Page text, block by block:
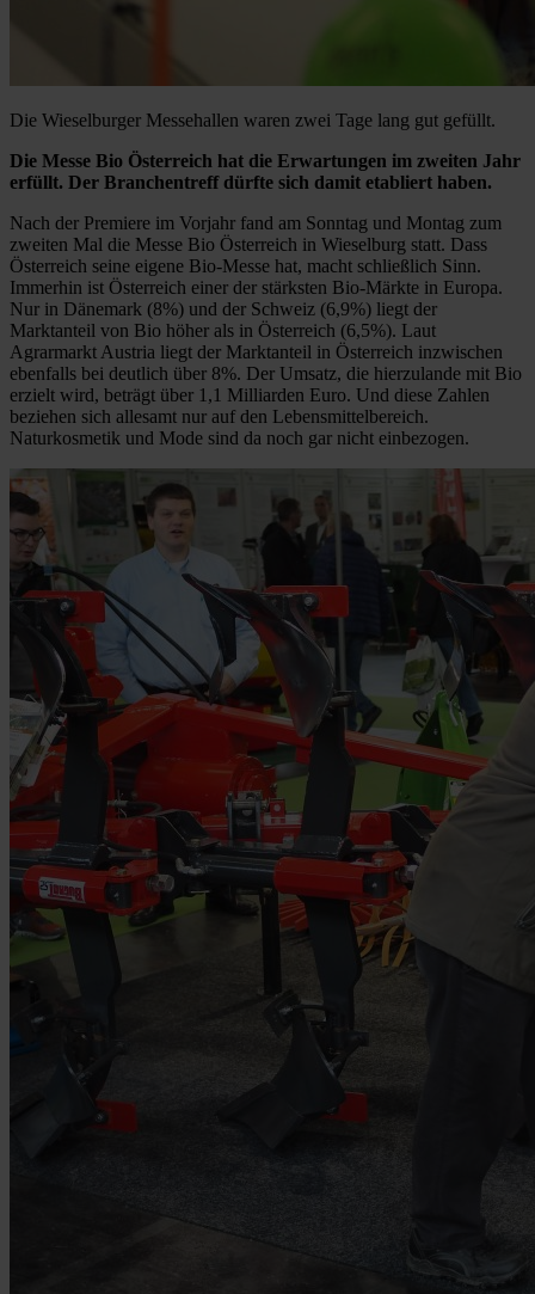
Die Wieselburger Messehallen waren zwei Tage lang gut gefüllt.
Die Messe Bio Österreich hat die Erwartungen im zweiten Jahr
erfüllt. Der Branchentreff dürfte sich damit etabliert haben.
Nach der Premiere im Vorjahr fand am Sonntag und Montag zum
zweiten Mal die Messe Bio Österreich in Wieselburg statt. Dass
Österreich seine eigene Bio-Messe hat, macht schließlich Sinn.
Immerhin ist Österreich einer der stärksten Bio-Märkte in Europa.
Nur in Dänemark (8%) und der Schweiz (6,9%) liegt der
Marktanteil von Bio höher als in Österreich (6,5%). Laut
Agrarmarkt Austria liegt der Marktanteil in Österreich inzwischen
ebenfalls bei deutlich über 8%. Der Umsatz, die hierzulande mit Bio
erzielt wird, beträgt über 1,1 Milliarden Euro. Und diese Zahlen
beziehen sich allesamt nur auf den Lebensmittelbereich.
Naturkosmetik und Mode sind da noch gar nicht einbezogen.